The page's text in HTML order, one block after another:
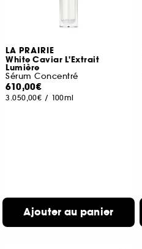
LA PRAIRIE
White Caviar L'Extrait
Lumière
Sérum Concentré
610,00€
3.050,00€ / 100ml
Ajouter au panier